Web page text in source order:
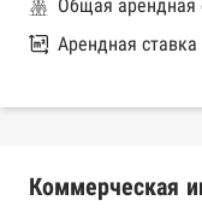
Общая арендная
Арендная ставка
Коммерческая